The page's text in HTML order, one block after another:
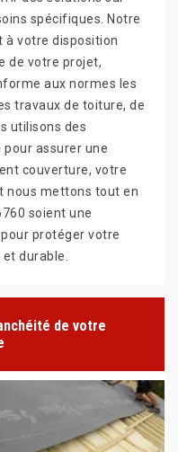
spécifiques. Notre
à votre disposition
de votre projet,
aux normes les
travaux de toiture, de
utilisons des
assurer une
couverture, votre
nous mettons tout en
soient une
protéger votre
durable.
de votre